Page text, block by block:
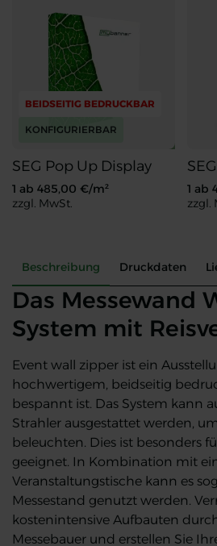
SEG Pop Up Display
BEIDSEITIG BEDRUCKBAR
KONFIGURIERBAR
1 ab 485,00 €/m²
zzgl. MwSt.
1 ab
zzgl.
Beschreibung Druckdaten
Das Messewand
System mit
Event wall zipper ist ein
hochwertigem, beidseitig
bespannt ist. Das System kann
Strahler ausgestattet werden,
beleuchten. Dies ist besonders
geeignet. In Kombination mit
Veranstaltungstische kann es
Messestand genutzt werden.
kostenintensive Aufbauten
Messebauer und erstellen Sie